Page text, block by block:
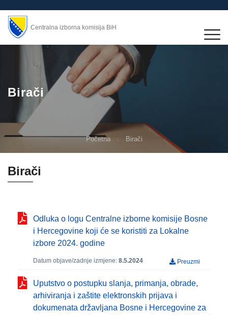
Centralna izborna komisija BiH
Birači
Početna Birači
Birači
Odluka o logu Centralne izborne komisije Bosne
i Hercegovine koji će se koristiti za Lokalne
izbore 2024. godine
Datum objave/zadnje izmjene: 8.5.2024 Preuzmi
Uputstvo o postupku slanja, primanja, obrade,
arhiviranja i zaštite elektronskih prijava i
dokumenata državljana Bosne i Hercegovine za